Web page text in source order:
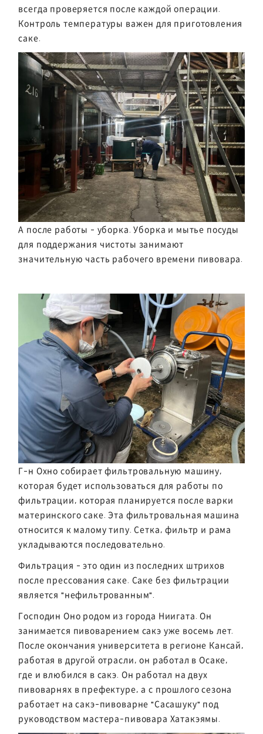
всегда проверяется после каждой операции.
Контроль температуры важен для приготовления
саке.
А после работы - уборка. Уборка и мытье посуды
для поддержания чистоты занимают
значительную часть рабочего времени пивовара.
Г-н Охно собирает фильтровальную машину,
которая будет использоваться для работы по
фильтрации, которая планируется после варки
материнского саке. Эта фильтровальная машина
относится к малому типу. Сетка, фильтр и рама
укладываются последовательно.
Фильтрация - это один из последних штрихов
после прессования саке. Саке без фильтрации
является "нефильтрованным".
Господин Оно родом из города Ниигата. Он
занимается пивоварением сакэ уже восемь лет.
После окончания университета в регионе Кансай,
работая в другой отрасли, он работал в Осаке,
где и влюбился в сакэ. Он работал на двух
пивоварнях в префектуре, а с прошлого сезона
работает на сакэ-пивоварне "Сасашуку" под
руководством мастера-пивовара Хатакэямы.